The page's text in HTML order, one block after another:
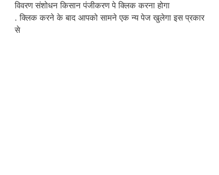
विवरण संशोधन किसान पंजीकरण पे क्लिक करना होगा
. क्लिक करने के बाद आपको सामने एक न्य पेज खुलेगा इस प्रकार
से